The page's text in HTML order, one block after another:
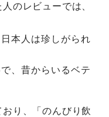
のレビューでは、
本人は珍しがられ
、昔からいるベテ
り、「のんびり飲